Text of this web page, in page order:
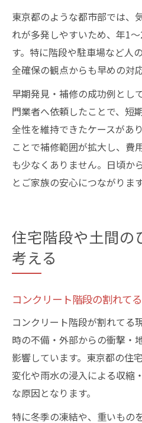
東京都のような都市部では、
れが多発しやすいため、年1
す。特に階段や駐車場など人
全確保の観点からも早めの対
早期発見・補修の成功例とし
門業者へ依頼したことで、短
全性を維持できたケースがあ
ことで補修範囲が拡大し、費
も少なくありません。日頃か
とご家族の安心につながります
住宅階段や土間の
考える
コンクリート階段の割れて
コンクリート階段が割れてる
時の不備・外部からの衝撃・
影響しています。東京都の住
変化や雨水の浸入による収縮
な原因となります。
特に冬季の凍結や、重いもの